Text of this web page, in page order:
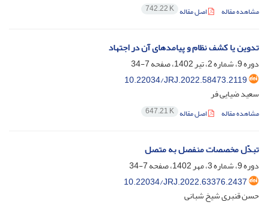
مشاهده مقاله اصل مقاله 742.22 K
تدوین یا کشف نظام و پیامدهای آن در اجتهاد
دوره 9، شماره 2، تیر 1402، صفحه
7-34
10.22034/JRJ.2022.58473.2119
سعید ضیایی فر
مشاهده مقاله اصل مقاله 647.21 K
تبدّل مخصصات منفصل به متصل
دوره 9، شماره 3، مهر 1402، صفحه
7-34
10.22034/JRJ.2022.63376.2437
حسن قنبری شیخ شبانی